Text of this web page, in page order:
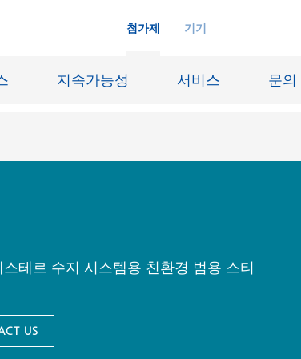
첨가제 기기
지속가능성 서비스 문의
사이징
및 내화물
윤활유 및 이형제
테르 수지 시스템용 친환경 범용 스티
US